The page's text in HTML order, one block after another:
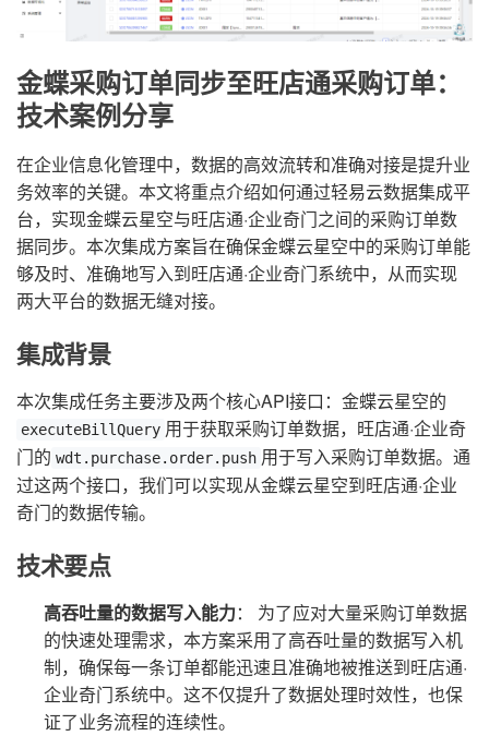
金蝶采购订单同步至旺店通采购订单：
技术案例分享
在企业信息化管理中，数据的高效流转和准确对接是提升业
务效率的关键。本文将重点介绍如何通过轻易云数据集成平
台，实现金蝶云星空与旺店通·企业奇门之间的采购订单数
据同步。本次集成方案旨在确保金蝶云星空中的采购订单能
够及时、准确地写入到旺店通·企业奇门系统中，从而实现
两大平台的数据无缝对接。
集成背景
本次集成任务主要涉及两个核心API接口：金蝶云星空的
executeBillQuery 用于获取采购订单数据，旺店通·企业奇
门的 wdt.purchase.order.push 用于写入采购订单数据。通
过这两个接口，我们可以实现从金蝶云星空到旺店通·企业
奇门的数据传输。
技术要点
高吞吐量的数据写入能力： 为了应对大量采购订单数据
的快速处理需求，本方案采用了高吞吐量的数据写入机
制，确保每一条订单都能迅速且准确地被推送到旺店通·
企业奇门系统中。这不仅提升了数据处理时效性，也保
证了业务流程的连续性。